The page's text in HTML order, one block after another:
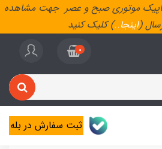
موتوری صبح و عصر جهت مشاهده
(اینجا..) کلیک کنید
0
ثبت سفارش در بله